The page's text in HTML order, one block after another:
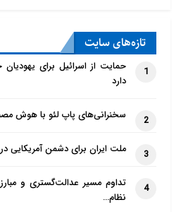
تازه‌‌های سایت
1
حمایت از اسرائیل برای
دارد
2 سخنرانی‌های پاپ لئو با هوش
3 ملت ایران برای دشمن
4
تداوم مسیر عدالت‌گستری و
نظام…